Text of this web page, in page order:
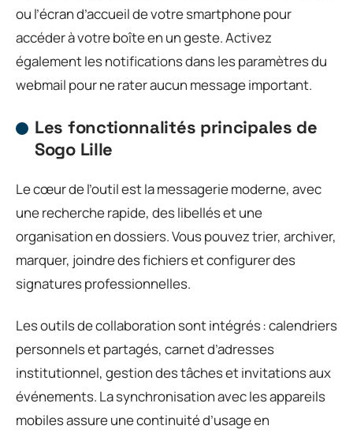
ou l’écran d’accueil de votre smartphone pour
accéder à votre boîte en un geste. Activez
également les notifications dans les paramètres du
webmail pour ne rater aucun message important.
Les fonctionnalités principales de
Sogo Lille
Le cœur de l’outil est la messagerie moderne, avec
une recherche rapide, des libellés et une
organisation en dossiers. Vous pouvez trier, archiver,
marquer, joindre des fichiers et configurer des
signatures professionnelles.
Les outils de collaboration sont intégrés : calendriers
personnels et partagés, carnet d’adresses
institutionnel, gestion des tâches et invitations aux
événements. La synchronisation avec les appareils
mobiles assure une continuité d’usage en